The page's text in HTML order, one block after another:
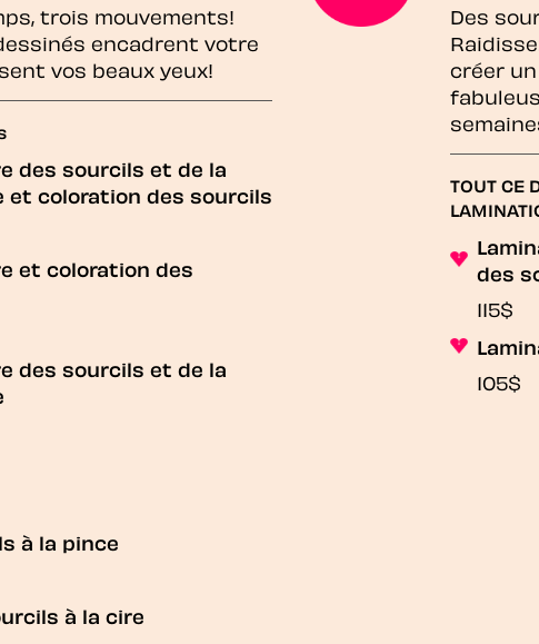
trois mouvements!
encadrent votre
vos beaux yeux!
des sourcils et de la
et coloration des sourcils
et coloration des
des sourcils et de la
à la pince
à la cire
Des
créer
TOUT CE
des
115$
105$